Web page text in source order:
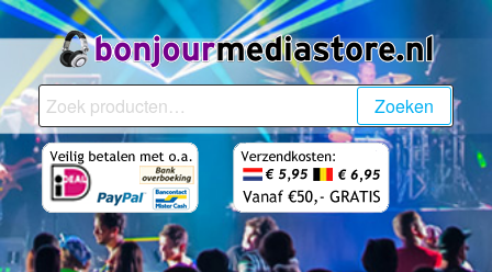
Ga
naar
inhoudBonjourMediaStore.nl
Professionals in
Zoeken
naar:
Zoeken